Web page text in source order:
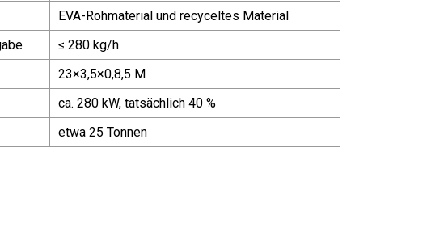
EVA-Rohmaterial und recyceltes Material
≤ 280 kg/h
23×3,5×0,8,5 M
ca. 280 kW, tatsächlich 40 %
etwa 25 Tonnen